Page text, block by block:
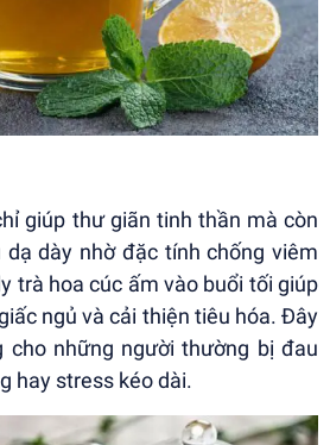
giúp thư giãn tinh thần mà còn
dày nhờ đặc tính chống viêm
trà hoa cúc ấm vào buổi tối giúp
ngủ và cải thiện tiêu hóa. Đây
cho những người thường bị đau
hay stress kéo dài.